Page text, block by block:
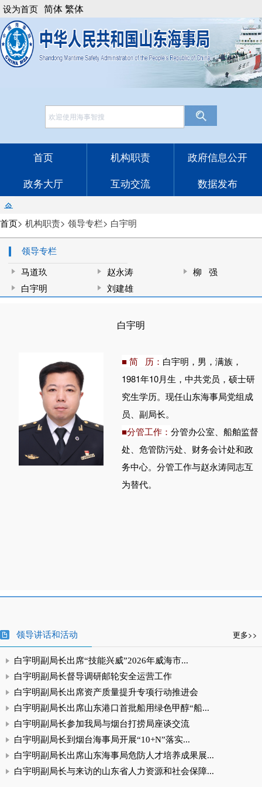
设为首页 简体繁体
网站工作年报 English 法律顾问 邮箱登录
首页 机构职责
政府信息公开
政务大厅
互动交流 数据发布
首页> 机构职责> 领导专栏> 白宇明
领导专栏
马道玖 赵永涛
柳 强
白宇明
刘建雄
白宇明
■ 简 历： 白宇明，男，满族，
1981年10月生，中共党员，硕士研
究生学历。现任山东海事局党组成
员、副局长。
■分管工作： 分管办公室、船舶监督
处、危管防污处、财务会计处和政
务中心。分管工作与赵永涛同志互
为替代。
领导讲话和活动 更多>>